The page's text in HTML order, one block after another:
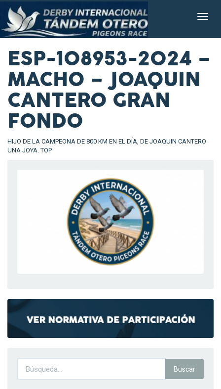
ESP-108953-2024 –
MACHO – JOAQUIN
CANTERO GRAN
FONDO
HIJO DE LA CAMPEONA DE 800 KM EN EL DÍA, DE JOAQUIN CANTERO
UNA JOYA. TOP